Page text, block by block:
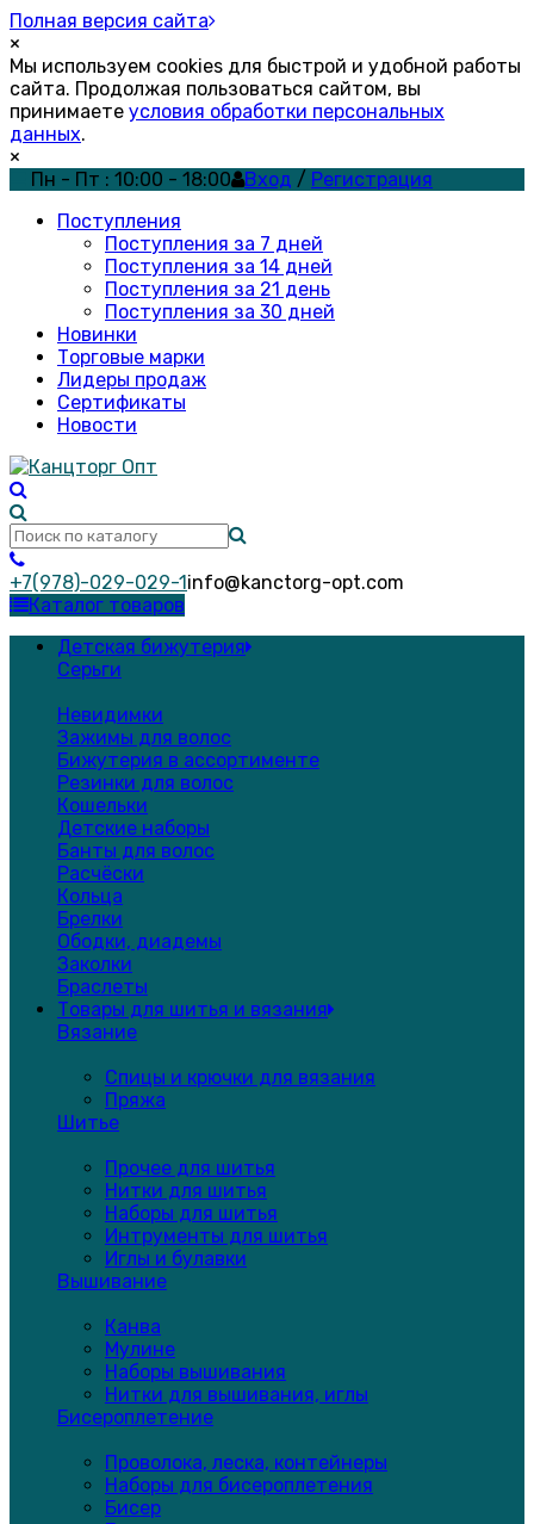
Полная версия сайта
×
Мы используем cookies для быстрой и удобной работы
сайта. Продолжая пользоваться сайтом, вы
принимаете условия обработки персональных
данных.
×
Пн - Пт : 10:00 - 18:00
Вход / Регистрация
Поступления
Поступления за 7 дней
Поступления за 14 дней
Поступления за 21 день
Поступления за 30 дней
Новинки
Торговые марки
Лидеры продаж
Сертификаты
Новости
+7(978)-029-029-1info@kanctorg-opt.com
Каталог товаров
Детская бижутерия
Серьги
Невидимки
Зажимы для волос
Бижутерия в ассортименте
Резинки для волос
Кошельки
Детские наборы
Банты для волос
Расчёски
Кольца
Брелки
Ободки, диадемы
Заколки
Браслеты
Товары для шитья и вязания
Вязание
Спицы и крючки для вязания
Пряжа
Шитье
Прочее для шитья
Нитки для шитья
Наборы для шитья
Интрументы для шитья
Иглы и булавки
Вышивание
Канва
Мулине
Наборы вышивания
Нитки для вышивания, иглы
Бисероплетение
Проволока, леска, контейнеры
Наборы для бисероплетения
Бисер